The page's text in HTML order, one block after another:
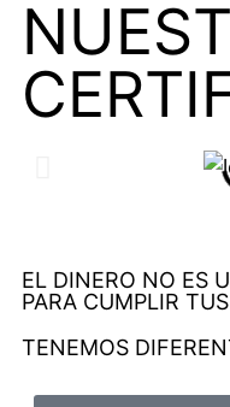
EL DINERO NO ES
PARA CUMPLIR
TENEMOS